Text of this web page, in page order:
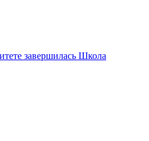
завершилась Школа